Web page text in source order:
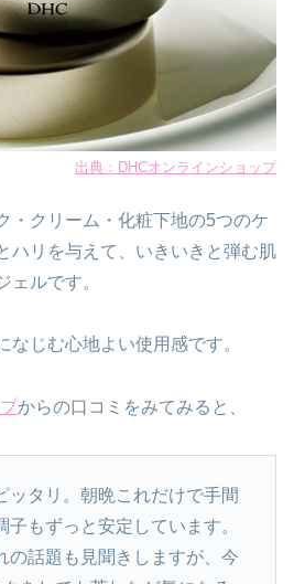
出典：DHCオンラインショップ
・クリーム・化粧下地の5つのケ
ハリを与えて、いきいきと弾む肌
ェルです。
なじむ心地よい使用感です。
からの口コミをみてみると、
ッタリ。朝晩これだけで手間
子もずっと安定しています。
の話題も見聞きしますが、今